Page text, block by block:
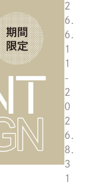
2
6.
6.
1
1
-
2
0
2
6.
8.
3
1